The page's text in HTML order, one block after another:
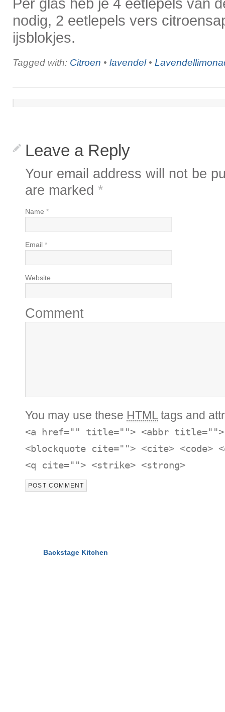
Per glas heb je 4 eetlepels van
nodig, 2 eetlepels vers
ijsblokjes.
Tagged with: Citroen • lavendel•
Leave a Reply
Your email address will not be
are marked *
Name *
Email *
Website
Comment
You may use these HTML tags and
<a href="" title=""> <abbr title="">
<blockquote cite=""> <cite> <code>
<q cite=""> <strike> <strong>
Backstage Kitchen